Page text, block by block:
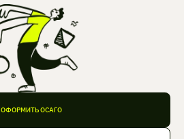
ОФОРМИТЬ ОСАГО